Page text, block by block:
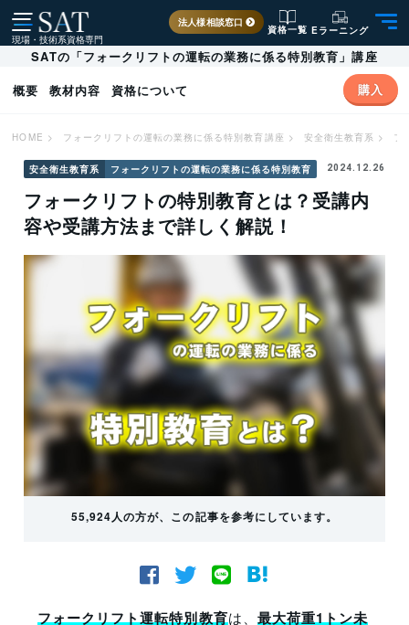
現場・技術系資格専門
法人様相談窓口
資格一覧 Eラーニング
SATの「フォークリフトの運転の業務に係る特別教育」講座
概要
教材内容 資格について 購入
HOME > フォークリフトの運転の業務に係る特別教育講座 > 安全衛生教育系 > フ
安全衛生教育系 フォークリフトの運転の業務に係る特別教育 2024.12.26
フォークリフトの特別教育とは？受講内
容や受講方法まで詳しく解説！
55,924人の方が、この記事を参考にしています。
フォークリフト運転特別教育は、 最大荷重1トン未